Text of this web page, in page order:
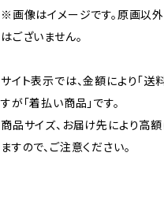
※画像はイメージです。原画以
はございません。
サイト表示では、金額により「送
すが「着払い商品」です。
商品サイズ、お届け先により高
ますので、ご注意ください。